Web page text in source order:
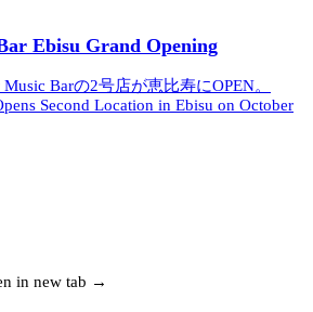
Ebisu Grand Opening
Barの2号店が恵比寿にOPEN。
Second Location in Ebisu on October
in new tab →